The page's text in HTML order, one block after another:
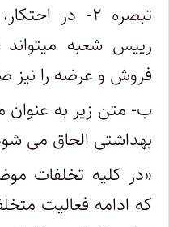
تبصره ۲- در
رییس شعبه
فروش و عرضه را نیز
بهداشتی الحاق می
«در کلیه تخلفات
که ادامه فعالیت